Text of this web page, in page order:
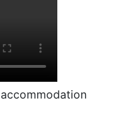
accommodation